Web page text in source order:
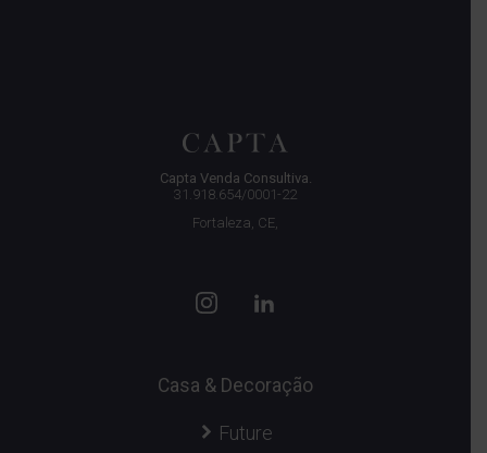
Capta Venda Consultiva.
31.918.654/0001-22
Fortaleza, CE,
Casa & Decoração
Future